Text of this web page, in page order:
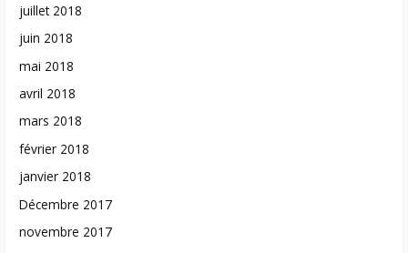
juillet 2018
juin 2018
mai 2018
avril 2018
mars 2018
février 2018
janvier 2018
Décembre 2017
novembre 2017